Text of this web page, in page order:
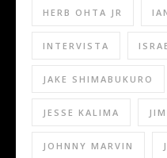
HERB OHTA JR
INTERVISTA
JAKE SHIMABUKURO
JESSE KALIMA
JOHNNY MARVIN